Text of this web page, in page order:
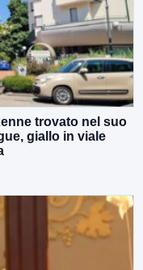
trovato nel suo
giallo in viale